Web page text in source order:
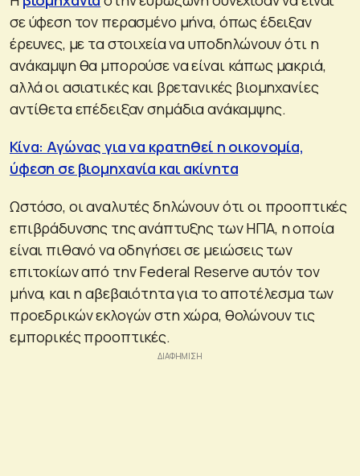
σε ύφεση τον περασμένο μήνα, όπως έδειξαν
έρευνες, με τα στοιχεία να υποδηλώνουν ότι η
ανάκαμψη θα μπορούσε να είναι κάπως μακριά,
αλλά οι ασιατικές και βρετανικές βιομηχανίες
αντίθετα επέδειξαν σημάδια ανάκαμψης.
Κίνα: Αγώνας για να κρατηθεί η οικονομία,
ύφεση σε βιομηχανία και ακίνητα
Ωστόσο, οι αναλυτές δηλώνουν ότι οι προοπτικές
επιβράδυνσης της ανάπτυξης των ΗΠΑ, η οποία
είναι πιθανό να οδηγήσει σε μειώσεις των
επιτοκίων από την Federal Reserve αυτόν τον
μήνα, και η αβεβαιότητα για το αποτέλεσμα των
προεδρικών εκλογών στη χώρα, θολώνουν τις
εμπορικές προοπτικές.